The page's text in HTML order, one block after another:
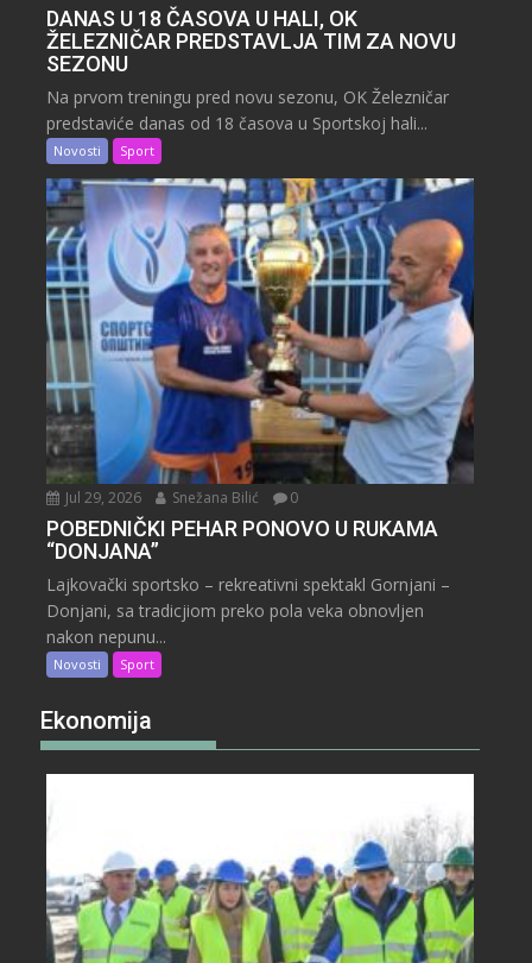
DANAS U 18 ČASOVA U HALI, OK
ŽELEZNIČAR PREDSTAVLJA TIM ZA NOVU
SEZONU
Na prvom treningu pred novu sezonu, OK Železničar
predstaviće danas od 18 časova u Sportskoj hali...
Novosti Sport
Jul 29, 2026 Snežana Bilić 0
POBEDNIČKI PEHAR PONOVO U RUKAMA
“DONJANA”
Lajkovački sportsko – rekreativni spektakl Gornjani –
Donjani, sa tradicjiom preko pola veka obnovljen
nakon nepunu...
Novosti Sport
Ekonomija